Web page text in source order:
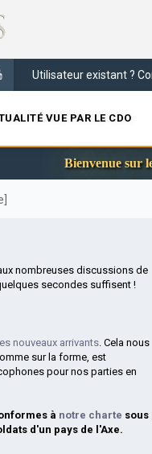
Utilisateur existant ?
VUE PAR LE CDO
Bienvenue sur le
nombreuses discussions de
secondes suffisent !
nouveaux arrivants . Cela nous
sur la forme, est
pour nos parties en
à notre charte sous
d'un pays de l'Axe.